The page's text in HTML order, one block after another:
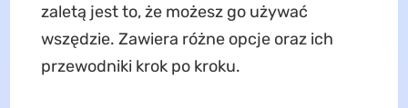
zaletą jest to, że możesz go używać
wszędzie. Zawiera różne opcje oraz ich
przewodniki krok po kroku.